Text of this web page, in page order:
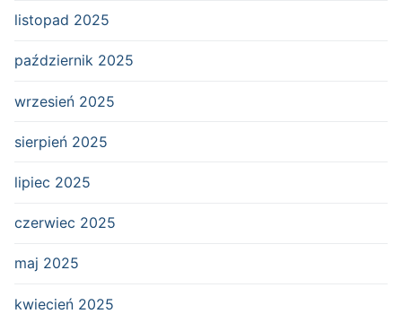
listopad 2025
październik 2025
wrzesień 2025
sierpień 2025
lipiec 2025
czerwiec 2025
maj 2025
kwiecień 2025